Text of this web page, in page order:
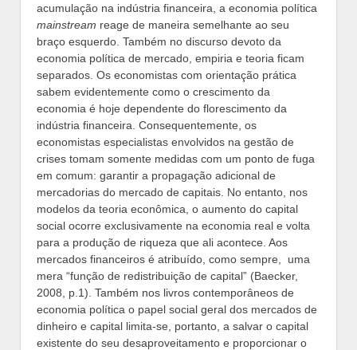
acumulação na indústria financeira, a economia política
mainstream reage de maneira semelhante ao seu
braço esquerdo. Também no discurso devoto da
economia política de mercado, empiria e teoria ficam
separados. Os economistas com orientação prática
sabem evidentemente como o crescimento da
economia é hoje dependente do florescimento da
indústria financeira. Consequentemente, os
economistas especialistas envolvidos na gestão de
crises tomam somente medidas com um ponto de fuga
em comum: garantir a propagação adicional de
mercadorias do mercado de capitais. No entanto, nos
modelos da teoria econômica, o aumento do capital
social ocorre exclusivamente na economia real e volta
para a produção de riqueza que ali acontece. Aos
mercados financeiros é atribuído, como sempre, uma
mera “função de redistribuição de capital” (Baecker,
2008, p.1). Também nos livros contemporâneos de
economia política o papel social geral dos mercados de
dinheiro e capital limita-se, portanto, a salvar o capital
existente do seu desaproveitamento e proporcionar o